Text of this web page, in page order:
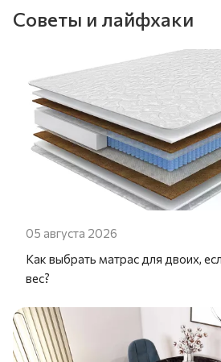
Советы и лайфхаки
05 августа 2026
Как выбрать матрас для двоих,
вес?